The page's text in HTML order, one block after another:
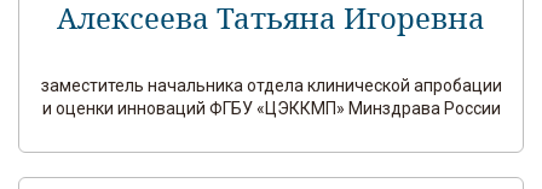
Алексеева Татьяна Игоревна
заместитель начальника отдела клинической апробации
и оценки инноваций ФГБУ «ЦЭККМП» Минздрава России